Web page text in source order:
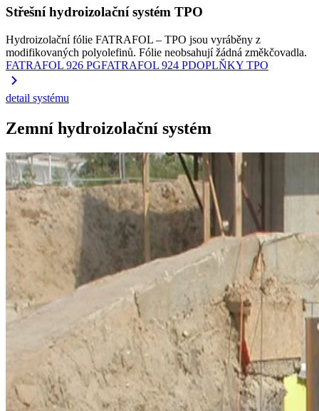
Střešní hydroizolační systém TPO
Hydroizolační fólie FATRAFOL – TPO jsou vyráběny z
modifikovaných polyolefinů. Fólie neobsahují žádná změkčovadla.
FATRAFOL 926 PGFATRAFOL 924 PDOPLŇKY TPO
detail systému
Zemní hydroizolační systém